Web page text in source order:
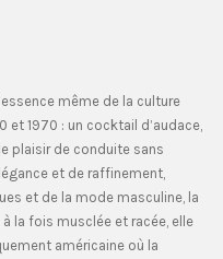
même de la culture
1970 : un cocktail d’audace,
plaisir de conduite sans
et de raffinement,
et de la mode masculine, la
la fois musclée et racée, elle
américaine où la